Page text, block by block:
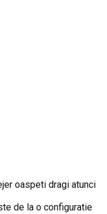
oaspeti dragi atunci
de la o configuratie